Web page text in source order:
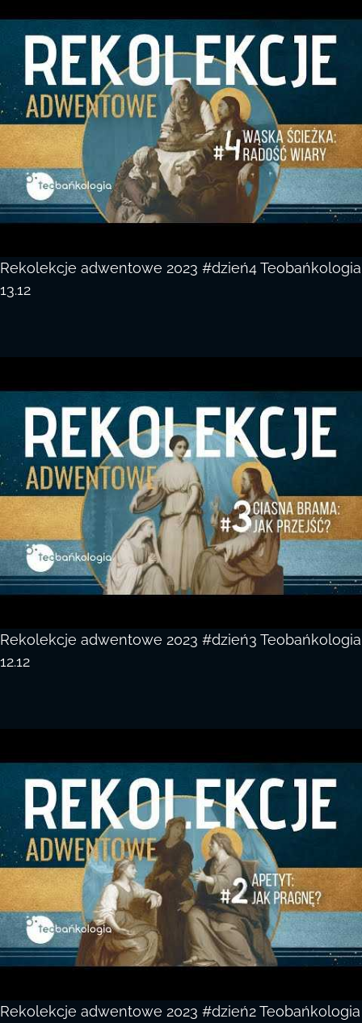
Rekolekcje adwentowe 2023 #dzień4 Teobańkologia
13.12
Rekolekcje adwentowe 2023 #dzień3 Teobańkologia
12.12
Rekolekcje adwentowe 2023 #dzień2 Teobańkologia